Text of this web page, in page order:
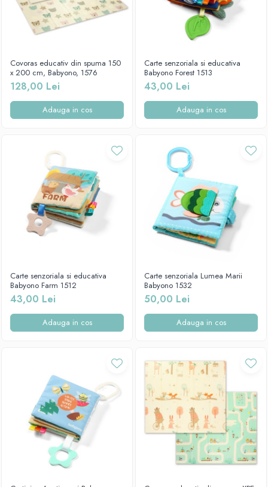
Covoras educativ din spuma 150
x 200 cm, Babyono, 1576
128,00 Lei
Adauga in cos
Carte senzoriala si educativa
Babyono Forest 1513
43,00 Lei
Adauga in cos
Carte senzoriala si educativa
Babyono Farm 1512
43,00 Lei
Adauga in cos
Carte senzoriala Lumea Marii
Babyono 1532
50,00 Lei
Adauga in cos